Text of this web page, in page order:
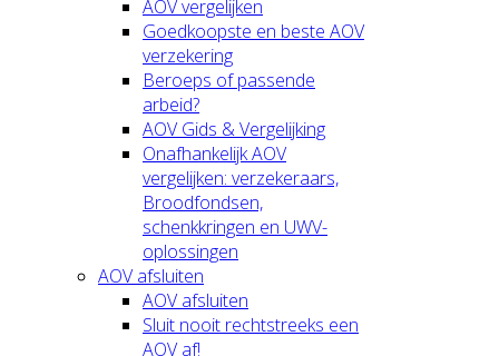
AOV vergelijken
Goedkoopste en beste AOV
verzekering
Beroeps of passende
arbeid?
AOV Gids & Vergelijking
Onafhankelijk AOV
vergelijken: verzekeraars,
Broodfondsen,
schenkkringen en UWV-
oplossingen
AOV afsluiten
AOV afsluiten
Sluit nooit rechtstreeks een
AOV af!